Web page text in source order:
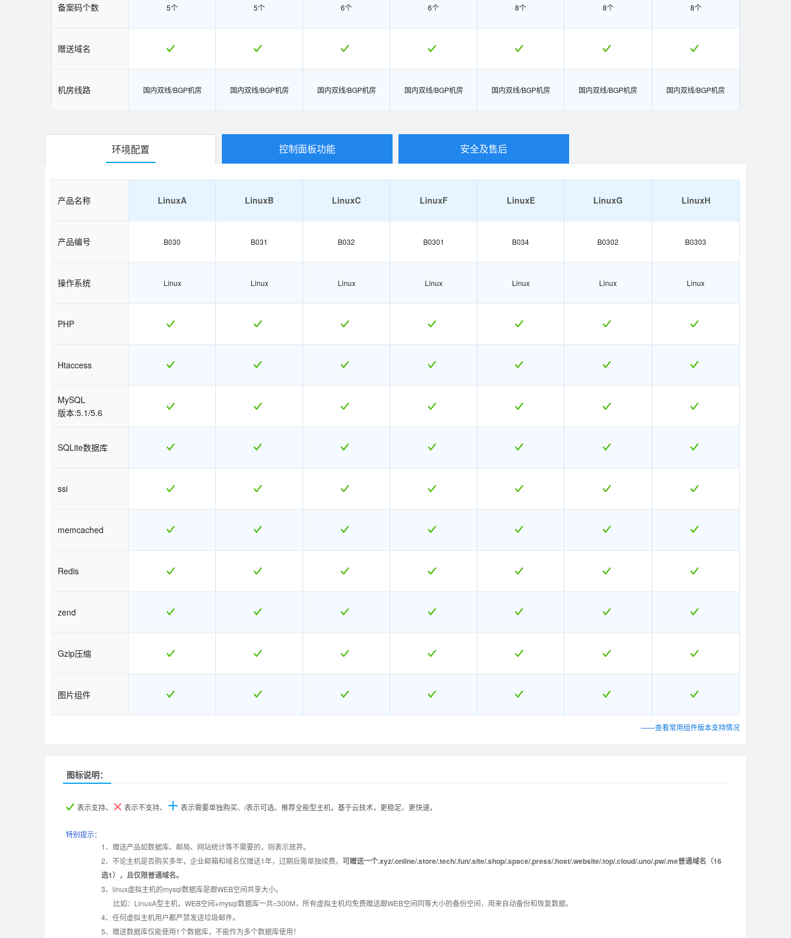
备案码个数 5个 5个 6个 6个 8个 8个 8个
赠送域名
机房线路 国内双线/BGP机房 国内双线/BGP机房 国内双线/BGP机房 国内双线/BGP机房 国内双线/BGP机房 国内双线/BGP机房 国内双线/BGP机房
环境配置 控制面板功能 安全及售后
产品名称 LinuxA LinuxB LinuxC LinuxF LinuxE LinuxG LinuxH
产品编号 B030 B031 B032 B0301 B034 B0302 B0303
操作系统 Linux Linux Linux Linux Linux Linux Linux
PHP
Htaccess
MySQL
版本:5.1/5.6
SQLite数据库
ssi
memcached
Redis
zend
Gzip压缩
图片组件
——查看常用组件版本支持情况
产品名称
产品名称
数据定期备份
图标说明：
表示支持、 表示不支持、 表示需要单独购买、/表示可选、推荐全能型主机，基于云技术，更稳定、更快速。
特别提示：
1、赠送产品如数据库、邮局、网站统计等不需要的，则表示放弃。
2、不论主机是否购买多年，企业邮箱和域名仅赠送1年，过期后需单独续费。 可赠送一个.xyz/.online/.store/.tech/.fun/.site/.shop/.space/.press/.host/.website/.top/.cloud/.uno/.pw/.me普通域名（16
选1），且仅限普通域名。
3、linux虚拟主机的mysql数据库是跟WEB空间共享大小。
比如：LinuxA型主机，WEB空间+mysql数据库一共=300M，所有虚拟主机均免费赠送跟WEB空间同等大小的备份空间，用来自动备份和恢复数据。
4、任何虚拟主机用户都严禁发送垃圾邮件。
5、赠送数据库仅能使用1个数据库，不能作为多个数据库使用！